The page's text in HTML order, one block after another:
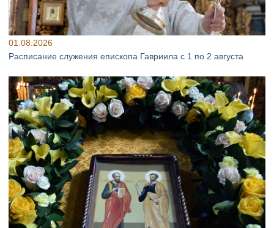
01.08.2026
Расписание служения епископа Гавриила с 1 по 2 августа